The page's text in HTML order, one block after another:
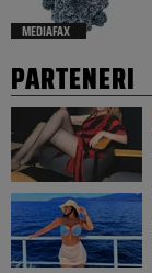
MEDIAFAX
PARTENERI